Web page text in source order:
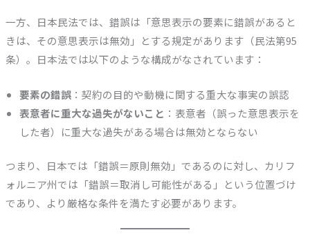
一方、日本民法では、錯誤は「意思表示の要素に錯誤があると
きは、その意思表示は無効」とする規定があります（民法第95
条）。日本法では以下のような構成がなされています：
要素の錯誤：契約の目的や動機に関する重大な事実の誤認
表意者に重大な過失がないこと ：表意者（誤った意思表示を
した者）に重大な過失がある場合は無効とならない
つまり、日本では「錯誤＝原則無効」であるのに対し、カリフ
ォルニア州では「錯誤＝取消し可能性がある」という位置づけ
であり、より厳格な条件を満たす必要があります。